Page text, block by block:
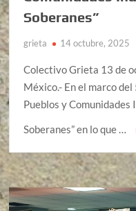
Soberanes”
grieta 14 octubre, 2025
Colectivo Grieta 13 de
México.- En el marco
Pueblos y Comunidades
Soberanes” en lo que …